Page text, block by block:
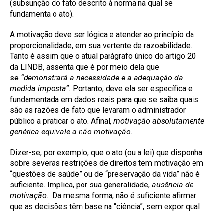
(subsunção do fato descrito à norma na qual se
fundamenta o ato).
A motivação deve ser lógica e atender ao princípio da
proporcionalidade, em sua vertente de razoabilidade.
Tanto é assim que o atual parágrafo único do artigo 20
da LINDB, assenta que é por meio dela que
se “demonstrará a necessidade e a adequação da
medida imposta”. Portanto, deve ela ser específica e
fundamentada em dados reais para que se saiba quais
são as razões de fato que levaram o administrador
público a praticar o ato. Afinal, motivação absolutamente
genérica equivale a não motivação.
Dizer-se, por exemplo, que o ato (ou a lei) que disponha
sobre severas restrições de direitos tem motivação em
“questões de saúde” ou de “preservação da vida” não é
suficiente. Implica, por sua generalidade, ausência de
motivação. Da mesma forma, não é suficiente afirmar
que as decisões têm base na “ciência”, sem expor qual